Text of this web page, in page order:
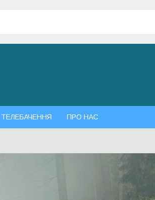
ТЕЛЕБАЧЕННЯ ПРО НАС